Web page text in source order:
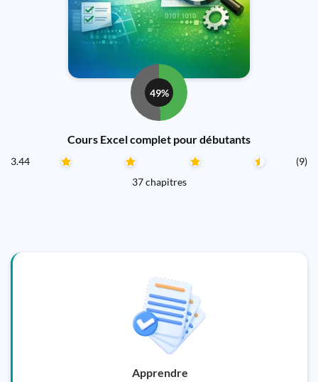
49%
Cours Excel complet pour débutants
3.44
(9)
37 chapitres
Apprendre